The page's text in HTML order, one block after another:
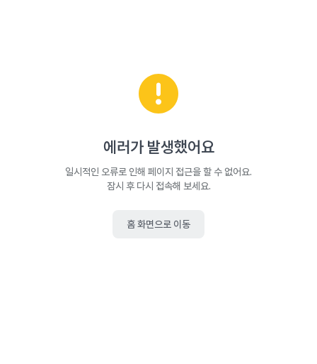
에러가 발생했어요
일시적인 오류로 인해 페이지 접근을 할 수 없어요.
잠시 후 다시 접속해 보세요.
홈 화면으로 이동